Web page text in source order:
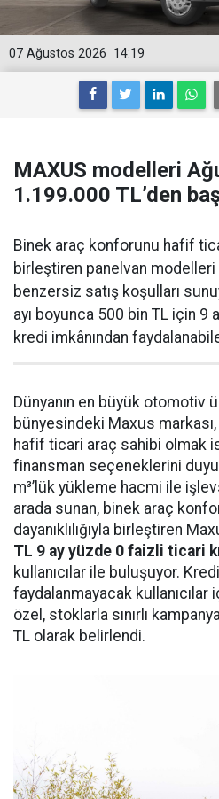
14:19
07 Ağustos 2026
MAXUS modelleri
1.199.000 TL’den
Binek araç konforunu hafif
birleştiren panelvan
benzersiz satış koşulları
ayı boyunca 500 bin TL için
kredi imkânından
Dünyanın en büyük otomotiv
bünyesindeki Maxus
hafif ticari araç sahibi olmak
finansman seçeneklerini
m³’lük yükleme hacmi ile
arada sunan, binek araç
dayanıklılığıyla birleştiren
TL 9 ay yüzde 0 faizli ticari
kullanıcılar ile buluşuyor.
faydalanmayacak kullanıcılar
özel, stoklarla sınırlı
TL olarak belirlendi.